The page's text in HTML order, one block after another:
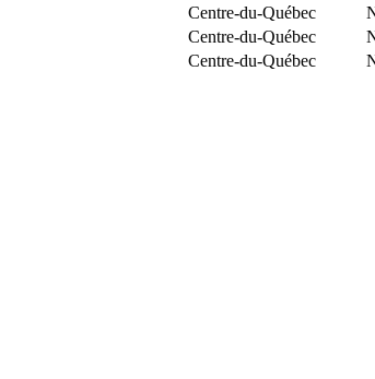
Centre-du-Québec
Centre-du-Québec
Centre-du-Québec